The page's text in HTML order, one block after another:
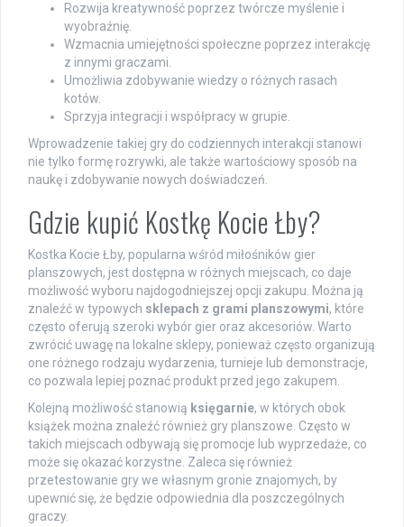
Rozwija kreatywność poprzez twórcze myślenie i
wyobraźnię.
Wzmacnia umiejętności społeczne poprzez interakcję
z innymi graczami.
Umożliwia zdobywanie wiedzy o różnych rasach
kotów.
Sprzyja integracji i współpracy w grupie.
Wprowadzenie takiej gry do codziennych interakcji stanowi
nie tylko formę rozrywki, ale także wartościowy sposób na
naukę i zdobywanie nowych doświadczeń.
Gdzie kupić Kostkę Kocie Łby?
Kostka Kocie Łby, popularna wśród miłośników gier
planszowych, jest dostępna w różnych miejscach, co daje
możliwość wyboru najdogodniejszej opcji zakupu. Można ją
znaleźć w typowych sklepach z grami planszowymi, które
często oferują szeroki wybór gier oraz akcesoriów. Warto
zwrócić uwagę na lokalne sklepy, ponieważ często organizują
one różnego rodzaju wydarzenia, turnieje lub demonstracje,
co pozwala lepiej poznać produkt przed jego zakupem.
Kolejną możliwość stanowią księgarnie, w których obok
książek można znaleźć również gry planszowe. Często w
takich miejscach odbywają się promocje lub wyprzedaże, co
może się okazać korzystne. Zaleca się również
przetestowanie gry we własnym gronie znajomych, by
upewnić się, że będzie odpowiednia dla poszczególnych
graczy.